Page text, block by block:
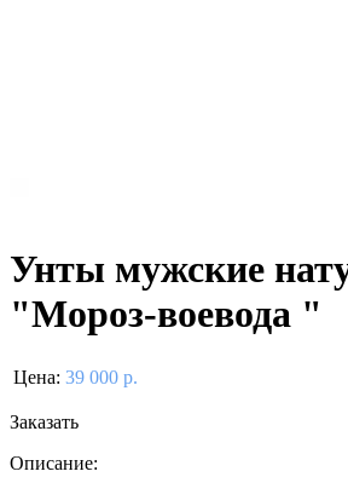
Унты мужские
"Мороз-воевода "
Цена: 39 000 р.
Заказать
Описание: